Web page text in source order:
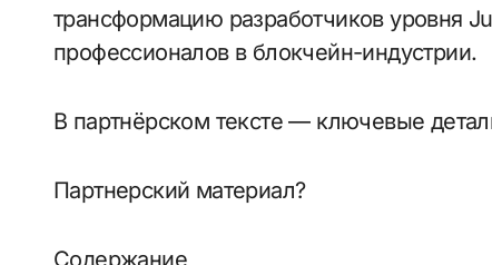
трансформацию разработчиков уровня
профессионалов в блокчейн-индустрии.
В партнёрском тексте — ключевые
Партнерский материал?
Содержание